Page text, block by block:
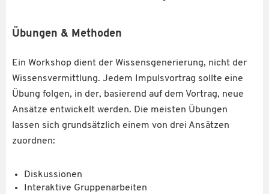
Übungen & Methoden
Ein Workshop dient der Wissensgenerierung, nicht der
Wissensvermittlung. Jedem Impulsvortrag sollte eine
Übung folgen, in der, basierend auf dem Vortrag, neue
Ansätze entwickelt werden. Die meisten Übungen
lassen sich grundsätzlich einem von drei Ansätzen
zuordnen:
Diskussionen
Interaktive Gruppenarbeiten